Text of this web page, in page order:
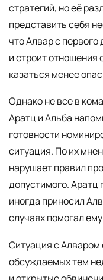
стратегий, но её
представить себя
что Алвар с
и строит отношения
казаться менее
Однако не все в
Аратц и Альба
готовности
ситуация. По их
нарушает правил
допустимого. Аратц
иногда приносил
случаях помогал
Ситуация с Алваром
обсуждаемых тем